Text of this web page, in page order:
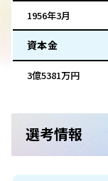
1956年3月
資本金
3億5381万円
選考情報